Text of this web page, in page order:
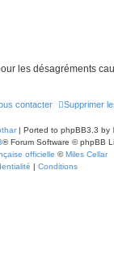
les désagréments
Supprimer
contacter
| Ported to phpBB3.3 by
® Forum Software © phpBB
officielle ©Miles Cellar
| Conditions